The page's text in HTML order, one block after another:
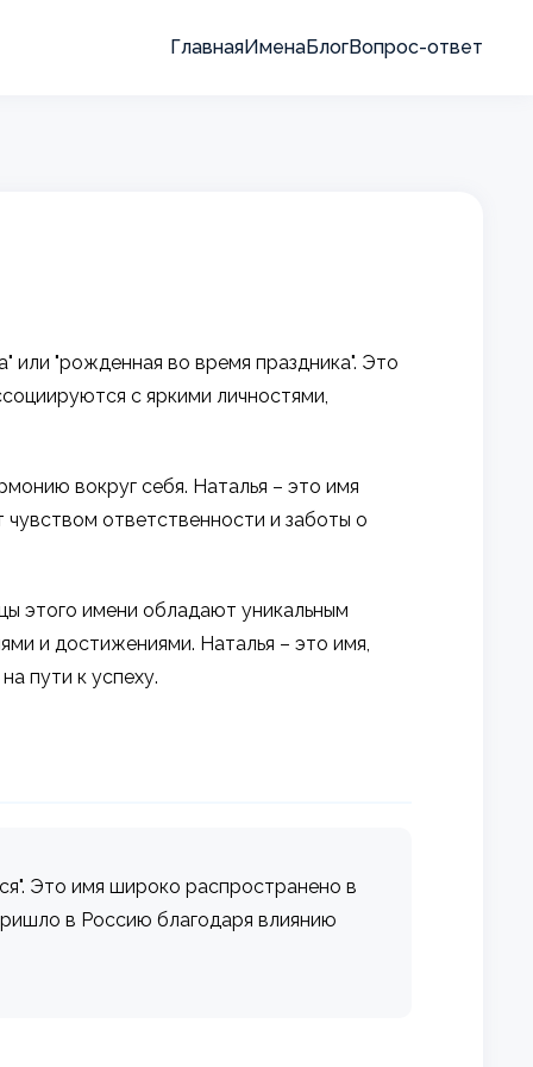
ГлавнаяИменаБлогВопрос-ответ
или "рожденная во время праздника". Это
с яркими личностями,
вокруг себя. Наталья – это имя
ответственности и заботы о
этого имени обладают уникальным
и достижениями. Наталья – это имя,
пути к успеху.
Это имя широко распространено в
в Россию благодаря влиянию